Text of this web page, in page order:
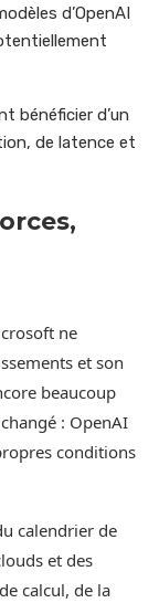
d’OpenAI
bénéficier d’un
de latence et
ne
et son
beaucoup
: OpenAI
conditions
calendrier de
et des
calcul, de la